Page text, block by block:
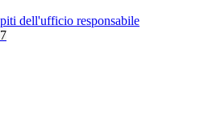
dell'ufficio responsabile